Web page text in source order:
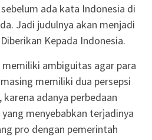
ada kata Indonesia di
Jadi judulnya akan menjadi
Kepada Indonesia.
ambiguitas agar para
memiliki dua persepsi
adanya perbedaan
menyebabkan terjadinya
pro dengan pemerintah